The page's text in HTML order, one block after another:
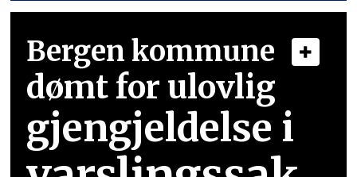
Bergen kommune
dømt for ulovlig
gjengjeldelse i